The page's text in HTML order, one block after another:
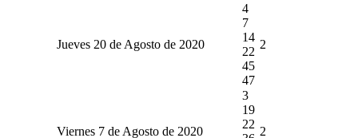
Jueves 20 de Agosto de 2020
4
7
14
22
45
47
2
Viernes 7 de Agosto de 2020
3
19
22
2